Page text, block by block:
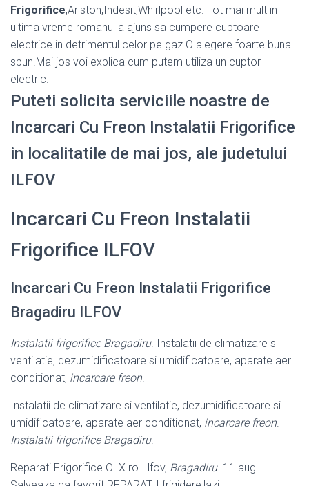
Frigorifice,Ariston,Indesit,Whirlpool etc. Tot mai mult in
ultima vreme romanul a ajuns sa cumpere cuptoare
electrice in detrimentul celor pe gaz.O alegere foarte buna
spun.Mai jos voi explica cum putem utiliza un cuptor
electric.
Puteti solicita serviciile noastre de
Incarcari Cu Freon Instalatii Frigorifice
in localitatile de mai jos, ale judetului
ILFOV
Incarcari Cu Freon Instalatii
Frigorifice ILFOV
Incarcari Cu Freon Instalatii Frigorifice
Bragadiru ILFOV
Instalatii frigorifice Bragadiru. Instalatii de climatizare si
ventilatie, dezumidificatoare si umidificatoare, aparate aer
conditionat, incarcare freon.
Instalatii de climatizare si ventilatie, dezumidificatoare si
umidificatoare, aparate aer conditionat, incarcare freon.
Instalatii frigorifice Bragadiru.
Reparati Frigorifice OLX.ro. Ilfov, Bragadiru. 11 aug.